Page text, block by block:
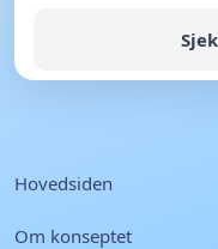
Hovedsiden
Om konseptet